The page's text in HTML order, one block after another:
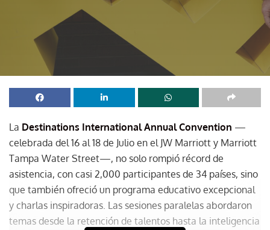
La Destinations International Annual Convention —
celebrada del 16 al 18 de Julio en el JW Marriott y Marriott
Tampa Water Street—, no solo rompió récord de
asistencia, con casi 2,000 participantes de 34 países, sino
que también ofreció un programa educativo excepcional
y charlas inspiradoras. Las sesiones paralelas abordaron
temas desde la retención de talentos hasta la inteligencia